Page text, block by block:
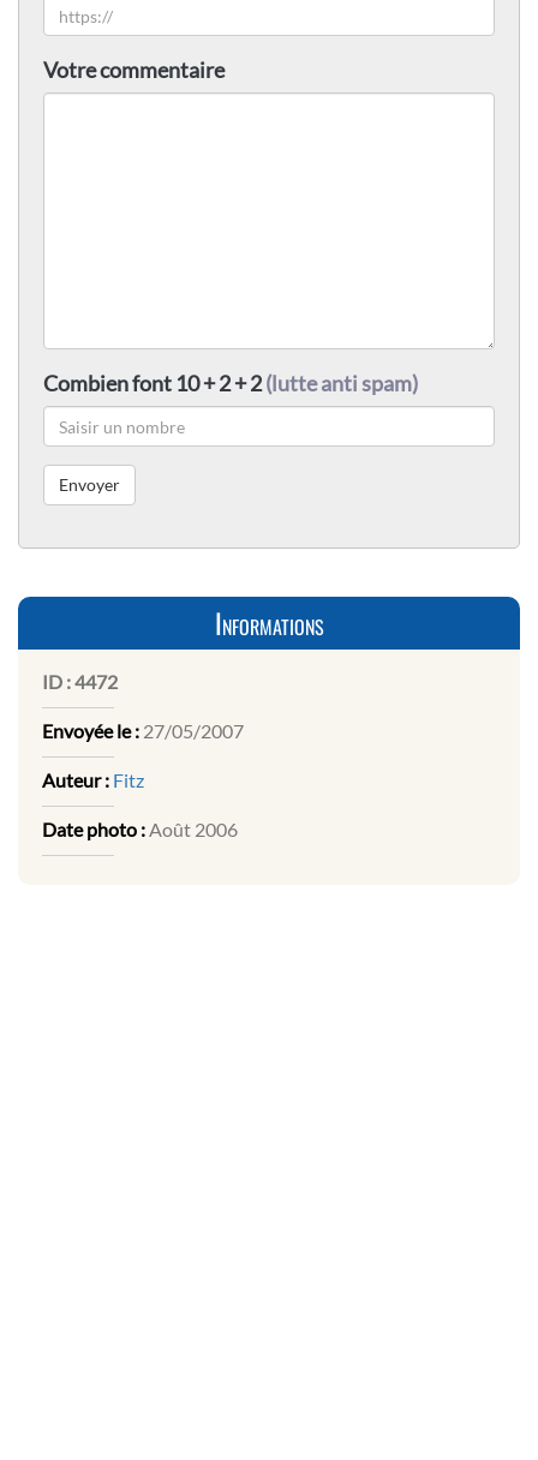
Votre commentaire
Combien font 10 + 2 + 2(lutte anti spam)
Informations
ID :4472
Envoyée le : 27/05/2007
Auteur : Fitz
Date photo :Août 2006